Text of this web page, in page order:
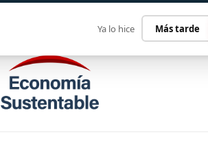
CONTACTO
Ya lo hice Más tarde